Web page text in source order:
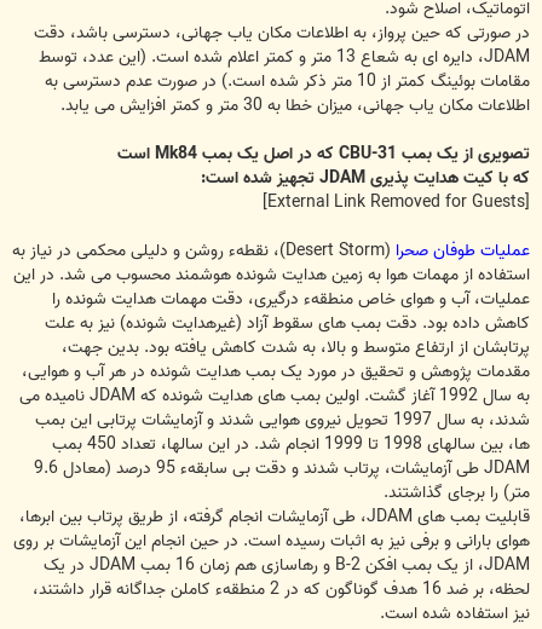
اتوماتیک، اصلاح شود.
در صورتی که حین پرواز، به اطلاعات مکان یاب جهانی، دسترسی باشد، دقت
JDAM، دایره ای به شعاع 13 متر و کمتر اعلام شده است. (این عدد، توسط
مقامات بوئینگ کمتر از 10 متر ذکر شده است.) در صورت عدم دسترسی به
اطلاعات مکان یاب جهانی، میزان خطا به 30 متر و کمتر افزایش می یابد.
تصویری از یک بمب CBU-31 که در اصل یک بمب Mk84 است
که با کیت هدایت پذیری JDAM تجهیز شده است:
[External Link Removed for Guests]
عملیات طوفان صحرا
(Desert Storm)، نقطهء روشن و دلیلی محکمی در نیاز به
استفاده از مهمات هوا به زمین هدایت شونده هوشمند محسوب می شد. در این
عملیات، آب و هوای خاص منطقهء درگیری، دقت مهمات هدایت شونده را
کاهش داده بود. دقت بمب های سقوط آزاد (غیرهدایت شونده) نیز به علت
پرتابشان از ارتفاع متوسط و بالا، به شدت کاهش یافته بود. بدین جهت،
مقدمات پژوهش و تحقیق در مورد یک بمب هدایت شونده در هر آب و هوایی،
به سال 1992 آغاز گشت. اولین بمب های هدایت شونده که JDAM نامیده می
شدند، به سال 1997 تحویل نیروی هوایی شدند و آزمایشات پرتابی این بمب
ها، بین سالهای 1998 تا 1999 انجام شد. در این سالها، تعداد 450 بمب
JDAM طی آزمایشات، پرتاب شدند و دقت بی سابقهء 95 درصد (معادل 9.6
متر) را برجای گذاشتند.
قابلیت بمب های JDAM، طی آزمایشات انجام گرفته، از طریق پرتاب بین ابرها،
هوای بارانی و برفی نیز به اثبات رسیده است. در حین انجام این آزمایشات بر روی
JDAM، از یک بمب افکن B-2 و رهاسازی هم زمان 16 بمب JDAM در یک
لحظه، بر ضد 16 هدف گوناگون که در 2 منطقهء کاملن جداگانه قرار داشتند،
نیز استفاده شده است.